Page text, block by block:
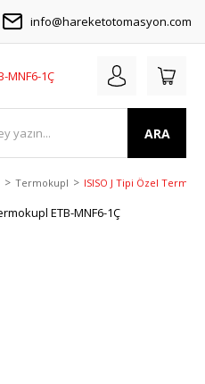
info@hareketotomasyon.com
ARA
Termokupl ISISO J Tipi Özel